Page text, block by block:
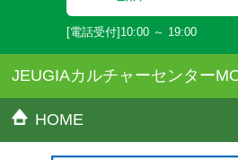
[電話受付]10:00 ～ 19:00
JEUGIAカルチャーセンター
HOME